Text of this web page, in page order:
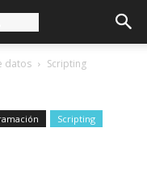
datos Scripting
Scripting